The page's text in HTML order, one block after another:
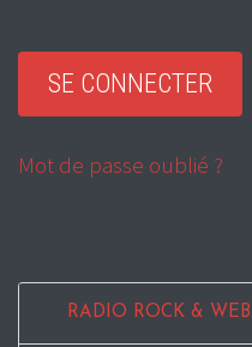
Mot de passe oublié ?
RADIO ROCK &